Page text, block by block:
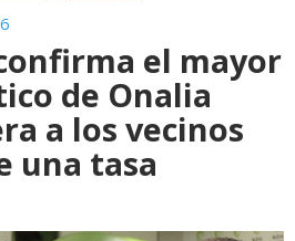
el mayor
de Onalia
a los vecinos
una tasa